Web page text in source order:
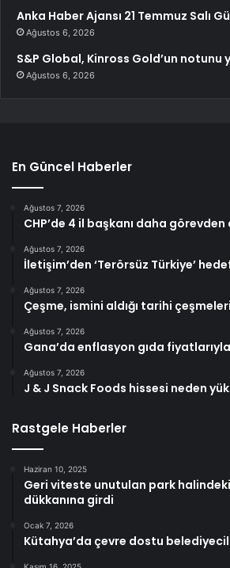
Anka Haber Ajansı 21 Temmuz Salı
Ağustos 6, 2026
S&P Global, Kinross Gold’un notunu
Ağustos 6, 2026
En Güncel Haberler
Ağustos 7, 2026
CHP’de 4 il başkanı daha görevden
Ağustos 7, 2026
İletişim’den ‘Terörsüz Türkiye’
Ağustos 7, 2026
Çeşme, ismini aldığı tarihi
Ağustos 7, 2026
Gana’da enflasyon gıda
Ağustos 7, 2026
J & J Snack Foods hissesi neden
Rastgele Haberler
Haziran 10, 2025
Geri viteste unutulan park
dükkanına girdi
Ocak 7, 2026
Kütahya’da çevre dostu